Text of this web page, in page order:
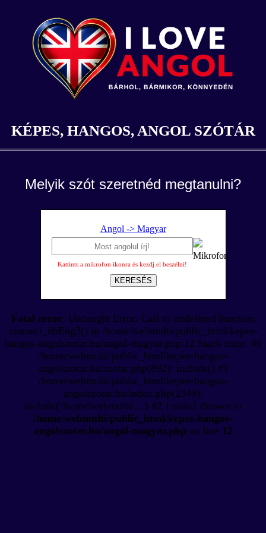
KÉPES, HANGOS, ANGOL SZÓTÁR
Melyik szót szeretnéd megtanulni?
Angol -> Magyar
Kattints a mikrofon ikonra és kezdj el beszélni!
KERESÉS
Fatal error: Uncaught Error: Call to undefined function
connect_dbEng2() in /home/webmulti/public_html/kepes-
hangos-angolszotar.hu/angol-magyar.php:12 Stack trace: #0
/home/webmulti/public_html/kepes-hangos-
angolszotar.hu/szotar.php(892): include() #1
/home/webmulti/public_html/kepes-hangos-
angolszotar.hu/index.php(2349):
include('/home/webmulti/...') #2 {main} thrown in
/home/webmulti/public_html/kepes-hangos-
angolszotar.hu/angol-magyar.php on line 12